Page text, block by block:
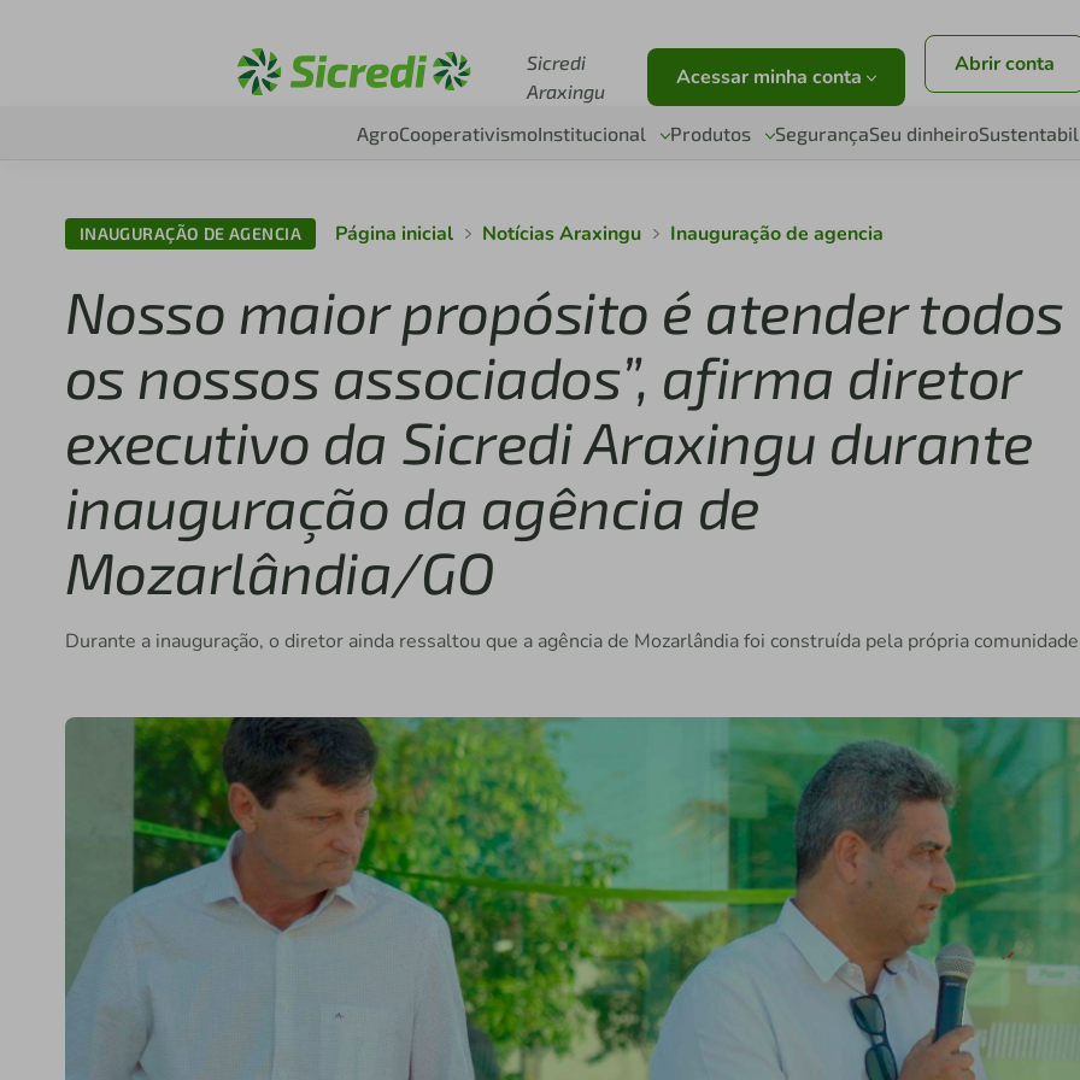
Sicredi
Araxingu
Acessar minha conta Abrir conta
AgroCooperativismoInstitucional Produtos SegurançaSeu dinheiro
INAUGURAÇÃO DE AGENCIA Página inicial Notícias Araxingu Inauguração de agencia
Nosso maior propósito é atender todos
os nossos associados”, afirma diretor
executivo da Sicredi Araxingu durante
inauguração da agência de
Mozarlândia/GO
Durante a inauguração, o diretor ainda ressaltou que a agência de Mozarlândia foi construída pela própria